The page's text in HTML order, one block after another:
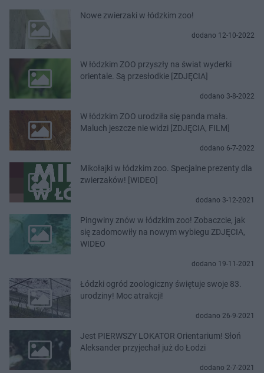
Nowe zwierzaki w łódzkim zoo!
dodano 12-10-2022
W łódzkim ZOO przyszły na świat wyderki
orientale. Są przesłodkie [ZDJĘCIA]
dodano 3-8-2022
W łódzkim ZOO urodziła się panda mała.
Maluch jeszcze nie widzi [ZDJĘCIA, FILM]
dodano 6-7-2022
Mikołajki w łódzkim zoo. Specjalne prezenty dla
zwierzaków! [WIDEO]
dodano 3-12-2021
Pingwiny znów w łódzkim zoo! Zobaczcie, jak
się zadomowiły na nowym wybiegu ZDJĘCIA,
WIDEO
dodano 19-11-2021
Łódzki ogród zoologiczny świętuje swoje 83.
urodziny! Moc atrakcji!
dodano 26-9-2021
Jest PIERWSZY LOKATOR Orientarium! Słoń
Aleksander przyjechał już do Łodzi
dodano 2-7-2021